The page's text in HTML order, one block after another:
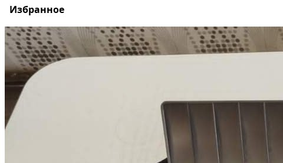
Избранное
Сохраняйте интересные объявления, чтобы быстро
Перейти в избранное